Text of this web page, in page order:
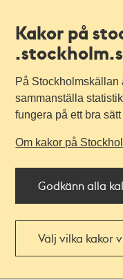
Kakor på
På Stockholmskällan
sammanställa
fungera på ett bra sätt
Om kakor på
Godkänn alla
Välj vilka kakor